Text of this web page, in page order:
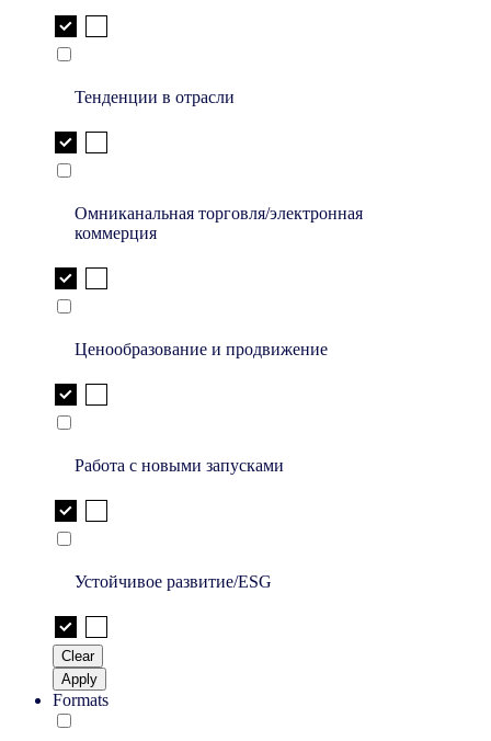
Тенденции в отрасли
Омниканальная торговля/электронная
коммерция
Ценообразование и продвижение
Работа с новыми запусками
Устойчивое развитие/ESG
Clear
Apply
Formats